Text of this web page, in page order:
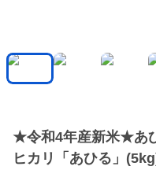
★令和4年産新米★あ
ヒカリ「あひる」